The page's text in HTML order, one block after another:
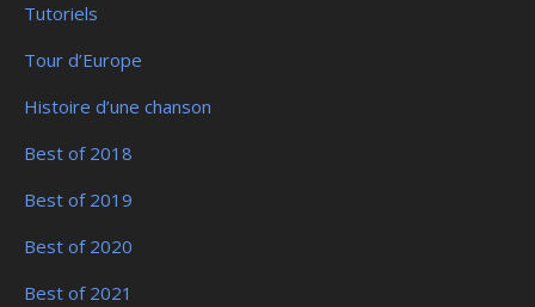
Tutoriels
Tour d’Europe
Histoire d’une chanson
Best of 2018
Best of 2019
Best of 2020
Best of 2021